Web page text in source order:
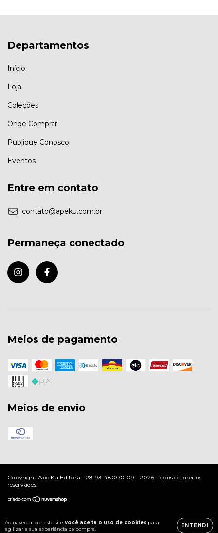
Ao navegar por este site você aceita o uso de cookies para
agilizar a sua experiência de compra.
ENTENDI
Departamentos
Início
Loja
Coleções
Onde Comprar
Publique Conosco
Eventos
Entre em contato
contato@apeku.com.br
Permaneça conectado
Meios de pagamento
Meios de envio
Copyright Ape'Ku Editora - 28193148000109 - 2026. Todos os direitos
reservados.